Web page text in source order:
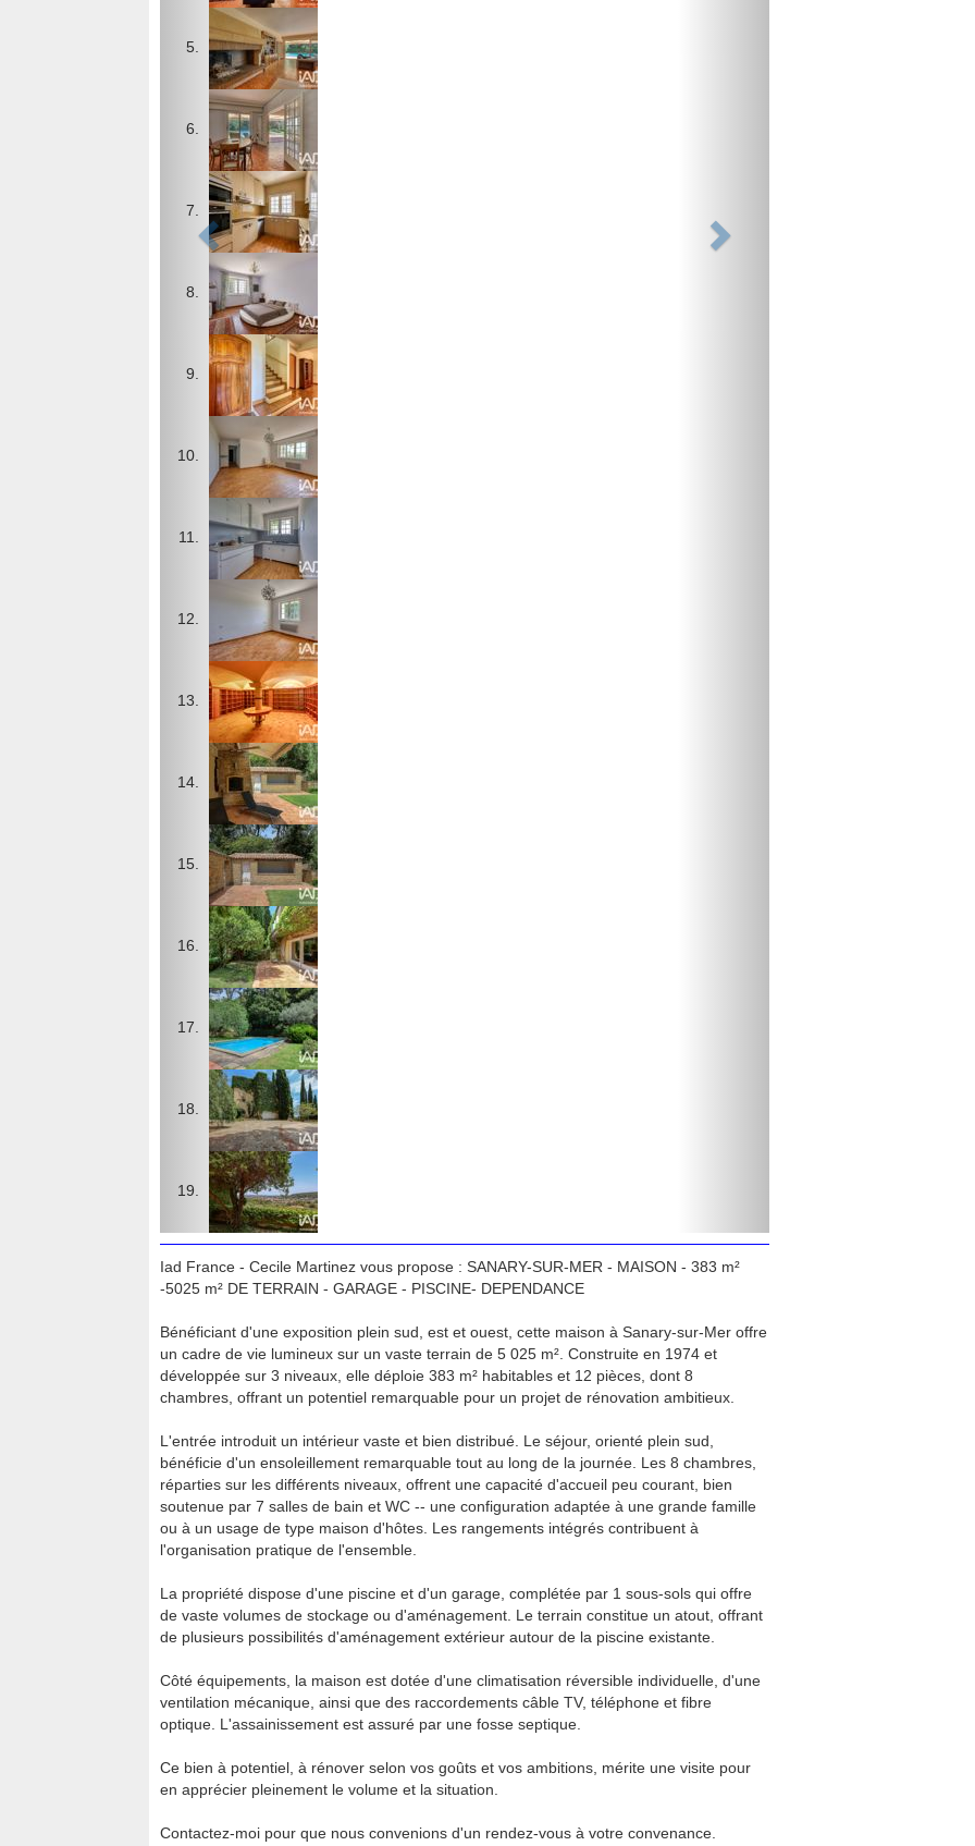
Iad France - Cecile Martinez vous propose : SANARY-SUR-MER - MAISON - 383 m²
-5025 m² DE TERRAIN - GARAGE - PISCINE- DEPENDANCE
Bénéficiant d'une exposition plein sud, est et ouest, cette maison à Sanary-sur-Mer offre
un cadre de vie lumineux sur un vaste terrain de 5 025 m². Construite en 1974 et
développée sur 3 niveaux, elle déploie 383 m² habitables et 12 pièces, dont 8
chambres, offrant un potentiel remarquable pour un projet de rénovation ambitieux.
L'entrée introduit un intérieur vaste et bien distribué. Le séjour, orienté plein sud,
bénéficie d'un ensoleillement remarquable tout au long de la journée. Les 8 chambres,
réparties sur les différents niveaux, offrent une capacité d'accueil peu courant, bien
soutenue par 7 salles de bain et WC -- une configuration adaptée à une grande famille
ou à un usage de type maison d'hôtes. Les rangements intégrés contribuent à
l'organisation pratique de l'ensemble.
La propriété dispose d'une piscine et d'un garage, complétée par 1 sous-sols qui offre
de vaste volumes de stockage ou d'aménagement. Le terrain constitue un atout, offrant
de plusieurs possibilités d'aménagement extérieur autour de la piscine existante.
Côté équipements, la maison est dotée d'une climatisation réversible individuelle, d'une
ventilation mécanique, ainsi que des raccordements câble TV, téléphone et fibre
optique. L'assainissement est assuré par une fosse septique.
Ce bien à potentiel, à rénover selon vos goûts et vos ambitions, mérite une visite pour
en apprécier pleinement le volume et la situation.
Contactez-moi pour que nous convenions d'un rendez-vous à votre convenance.